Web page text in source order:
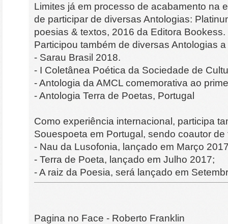
Limites já em processo de acabamento na
de participar de diversas Antologias:
poesias & textos, 2016 da Editora Bookess.
Participou também de diversas Antologias
- Sarau Brasil 2018.
- I Coletânea Poética da Sociedade de
- Antologia da AMCL comemorativa ao
- Antologia Terra de Poetas, Portugal
Como experiência internacional, participa
Souespoeta em Portugal, sendo coautor
- Nau da Lusofonia, lançado em Março
- Terra de Poeta, lançado em Julho 2017;
- A raiz da Poesia, será lançado em
Pagina no Face - Roberto Franklin